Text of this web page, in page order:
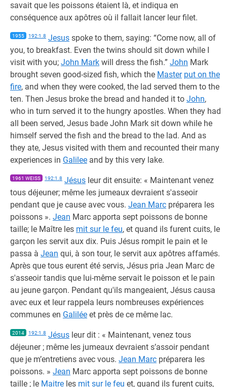
savait que les poissons étaient là, et indiqua en
conséquence aux apôtres où il fallait lancer leur filet.
1955 192:1.8 Jesus spoke to them, saying: “Come now, all of
you, to breakfast. Even the twins should sit down while I
visit with you; John Mark will dress the fish.” John Mark
brought seven good-sized fish, which the Master put on the
fire, and when they were cooked, the lad served them to the
ten. Then Jesus broke the bread and handed it to John,
who in turn served it to the hungry apostles. When they had
all been served, Jesus bade John Mark sit down while he
himself served the fish and the bread to the lad. And as
they ate, Jesus visited with them and recounted their many
experiences in Galilee and by this very lake.
1961 WEISS 192:1.8 Jésus leur dit ensuite: « Maintenant venez
tous déjeuner; même les jumeaux devraient s'asseoir
pendant que je cause avec vous. Jean Marc préparera les
poissons ». Jean Marc apporta sept poissons de bonne
taille; le Maître les mit sur le feu, et quand ils furent cuits, le
garçon les servit aux dix. Puis Jésus rompit le pain et le
passa à Jean qui, à son tour, le servit aux apôtres affamés.
Après que tous eurent été servis, Jésus pria Jean Marc de
s'asseoir tandis que lui-même servait le poisson et le pain
au jeune garçon. Pendant qu'ils mangeaient, Jésus causa
avec eux et leur rappela leurs nombreuses expériences
communes en Galilée et près de ce même lac.
2014 192:1.8 Jésus leur dit : « Maintenant, venez tous
déjeuner ; même les jumeaux devraient s’assoir pendant
que je m’entretiens avec vous. Jean Marc préparera les
poissons. » Jean Marc apporta sept poissons de bonne
taille ; le Maitre les mit sur le feu et, quand ils furent cuits,